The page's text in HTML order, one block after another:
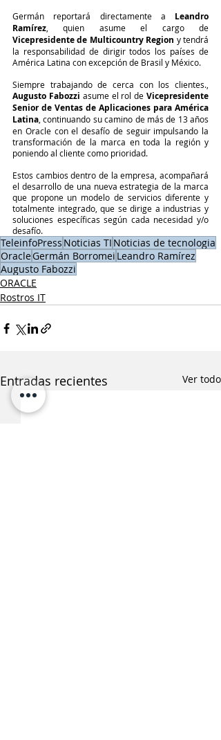
Germán reportará directamente a Leandro
Ramírez
Vicepresidente de Multicountry Region y tendrá
la responsabilidad de dirigir todos los países de
América Latina con excepción de Brasil y México.
Augusto Fabozzi asume el rol de Vicepresidente
Senior de Ventas de Aplicaciones para América
Latina , continuando su camino de más de 13 años
en Oracle con el desafío de seguir impulsando la
transformación de la marca en toda la región y
poniendo al cliente como prioridad.
Estos cambios dentro de la empresa, acompañará
el desarrollo de una nueva estrategia de la marca
que propone un modelo de servicios diferente y
totalmente integrado, que se dirige a industrias y
soluciones específicas según cada necesidad y/o
desafío.
TeleinfoPress Noticias TI Noticias de tecnologia
OracleGermán Borromei Leandro Ramírez
Augusto Fabozzi
ORACLE
Rostros IT
Entradas recientes Ver todo